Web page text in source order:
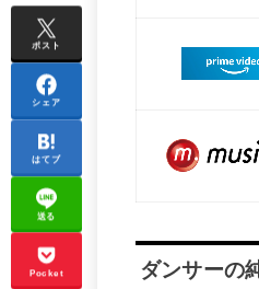
ダンサーの
ポスト
シェア
はてブ
送る
Pocket